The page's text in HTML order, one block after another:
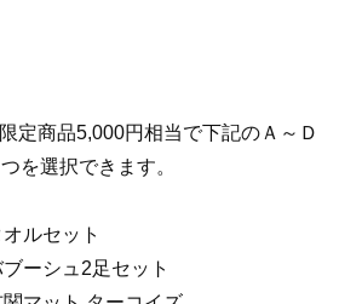
定商品5,000円相当で下記のＡ～Ｄ
を選択できます。
ルセット
ーシュ2足セット